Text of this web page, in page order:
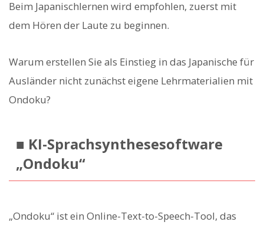
Beim Japanischlernen wird empfohlen, zuerst mit
dem Hören der Laute zu beginnen.
Warum erstellen Sie als Einstieg in das Japanische für
Ausländer nicht zunächst eigene Lehrmaterialien mit
Ondoku?
■ KI-Sprachsynthesesoftware
„Ondoku“
„Ondoku“ ist ein Online-Text-to-Speech-Tool, das